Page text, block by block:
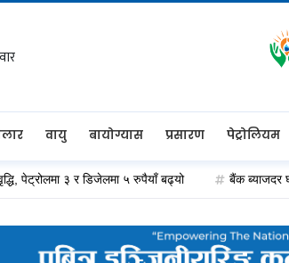
वायु बायोग्यास प्रसारण पेट्रोलियम
३ र डिजेलमा ५ रुपैयाँ बढ्यो बैंक ब्याजदर घट्दा